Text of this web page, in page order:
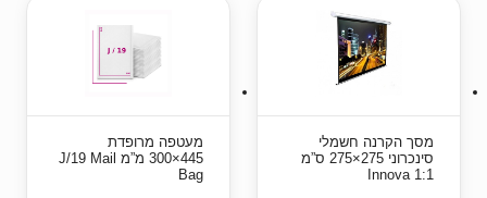
מסך הקרנה חשמלי
סינכרוני 275×275 ס”מ
1:1 Innova
מעטפה מרופדת
445×300 מ”מ J/19 Mail
Bag